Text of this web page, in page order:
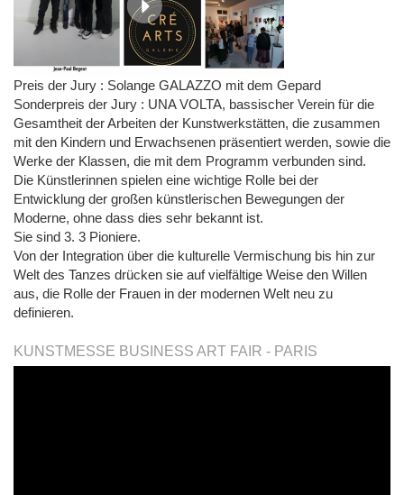
Preis der Jury : Solange GALAZZO mit dem Gepard
Sonderpreis der Jury : UNA VOLTA, bassischer Verein für die
Gesamtheit der Arbeiten der Kunstwerkstätten, die zusammen
mit den Kindern und Erwachsenen präsentiert werden, sowie die
Werke der Klassen, die mit dem Programm verbunden sind.
Die Künstlerinnen spielen eine wichtige Rolle bei der
Entwicklung der großen künstlerischen Bewegungen der
Moderne, ohne dass dies sehr bekannt ist.
Sie sind 3. 3 Pioniere.
Von der Integration über die kulturelle Vermischung bis hin zur
Welt des Tanzes drücken sie auf vielfältige Weise den Willen
aus, die Rolle der Frauen in der modernen Welt neu zu
definieren.
KUNSTMESSE BUSINESS ART FAIR - PARIS